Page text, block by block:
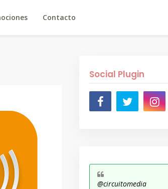
Contacto
Social Plugin
@circuitomedia